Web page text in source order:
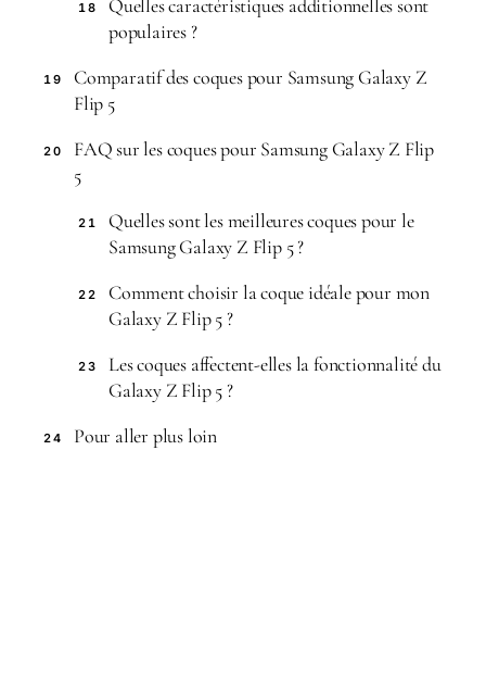
18
Quelles caractéristiques additionnelles sont
populaires ?
19
Comparatif des coques pour Samsung Galaxy Z
Flip 5
20
FAQ sur les coques pour Samsung Galaxy Z Flip
5
21
Quelles sont les meilleures coques pour le
Samsung Galaxy Z Flip 5 ?
22
Comment choisir la coque idéale pour mon
Galaxy Z Flip 5 ?
23
Les coques affectent-elles la fonctionnalité du
Galaxy Z Flip 5 ?
24 Pour aller plus loin